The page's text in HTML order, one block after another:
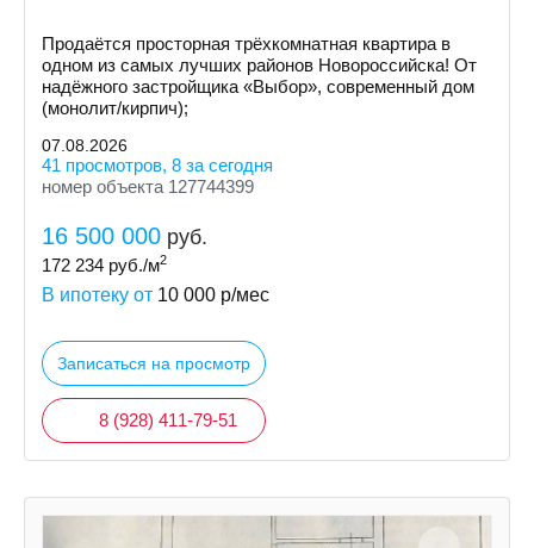
Продаётся просторная трёхкомнатная квартира в
одном из самых лучших районов Новороссийска! От
надёжного застройщика «Выбор», современный дом
(монолит/кирпич);
07.08.2026
41 просмотров, 8 за сегодня
номер объекта 127744399
16 500 000 руб.
172 234 руб./м2
В ипотеку от 10 000 р/мес
Записаться на просмотр
8 (928) 411-79-51